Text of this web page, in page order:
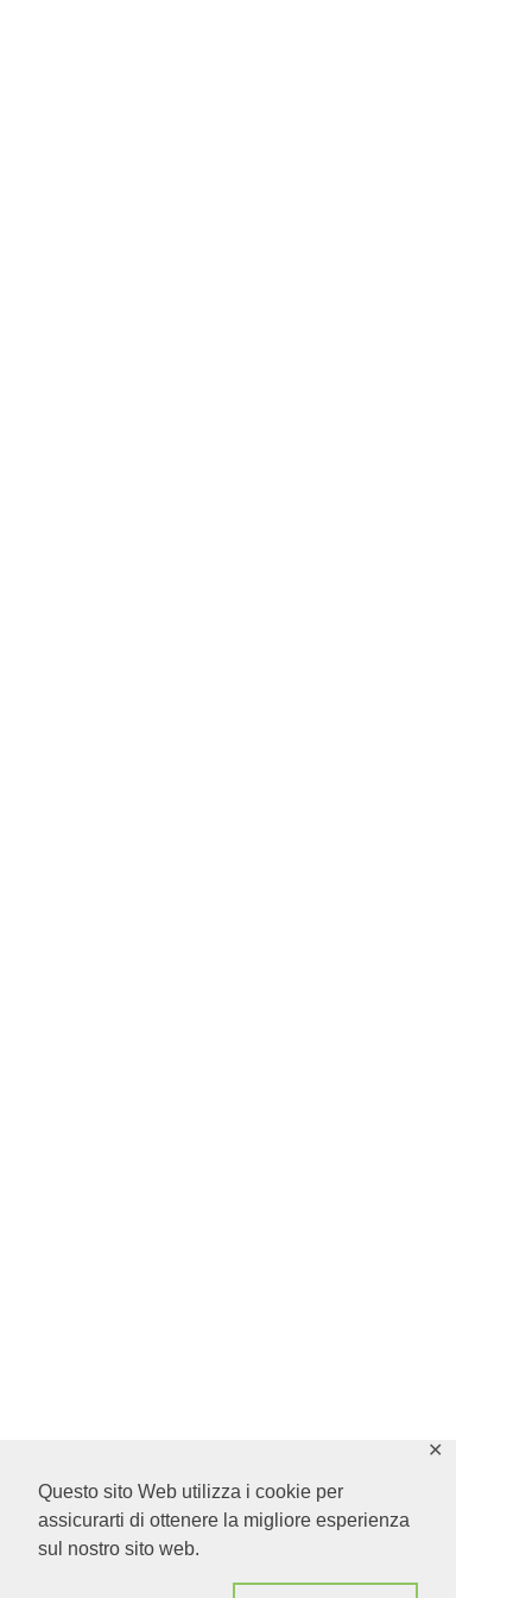
Questo sito Web utilizza i cookie per
assicurarti di ottenere la migliore esperienza
sul nostro sito web.
✕